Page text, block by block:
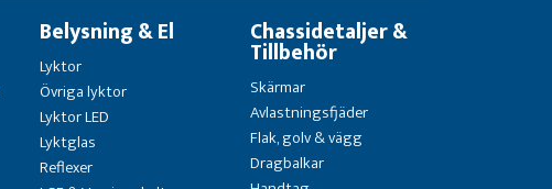
Belysning & El
Lyktor
Övriga lyktor
Lyktor LED
Lyktglas
Reflexer
Chassidetaljer &
Tillbehör
Skärmar
Avlastningsfjäder
Flak, golv & vägg
Dragbalkar